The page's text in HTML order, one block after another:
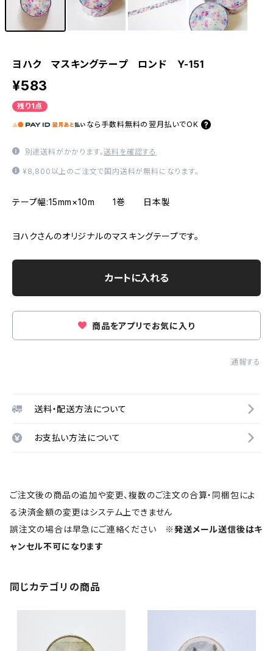
ヨハク マスキングテープ ロンド Y-151
¥583
残り1点
なら 手数料無料の 翌月払いでOK
別途送料がかかります。送料を確認する
¥8,800以上のご注文で国内送料が無料になります。
テープ幅:15mm×10m 1巻 日本製
ヨハクさんのオリジナルのマスキングテープです。
カートに入れる
商品をアプリでお気に入り
通報する
送料・配送方法について
お支払い方法について
ご注文後の商品の追加や変更、複数のご注文の合算・同梱包によ
る決済金額の変更はシステム上できません
誤注文の場合は早急にご連絡ください ※発送メール送信後はキ
ャンセル不可になります
同じカテゴリの商品